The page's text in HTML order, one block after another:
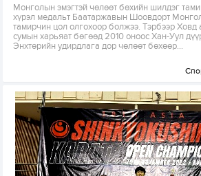
Монголын эмэгтэй чөлөөт бөхийн шилдэг
хүрэл медальт Баатаржавын Шоовдорт
тамирчин цол олгохоор болжээ. Тэрбээр Ховд
сумын харьяат бөгөөд 2010 оноос Хан-Уул
Энхтөрийн удирдлага дор чөлөөт бөхөөр...